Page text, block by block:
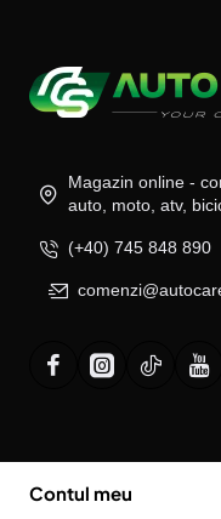
Magazin online -
auto, moto, atv,
(+40) 745 848 890
Contul meu